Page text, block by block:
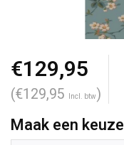
€129,95
(€129,95 Incl. btw)
Maak een keuze